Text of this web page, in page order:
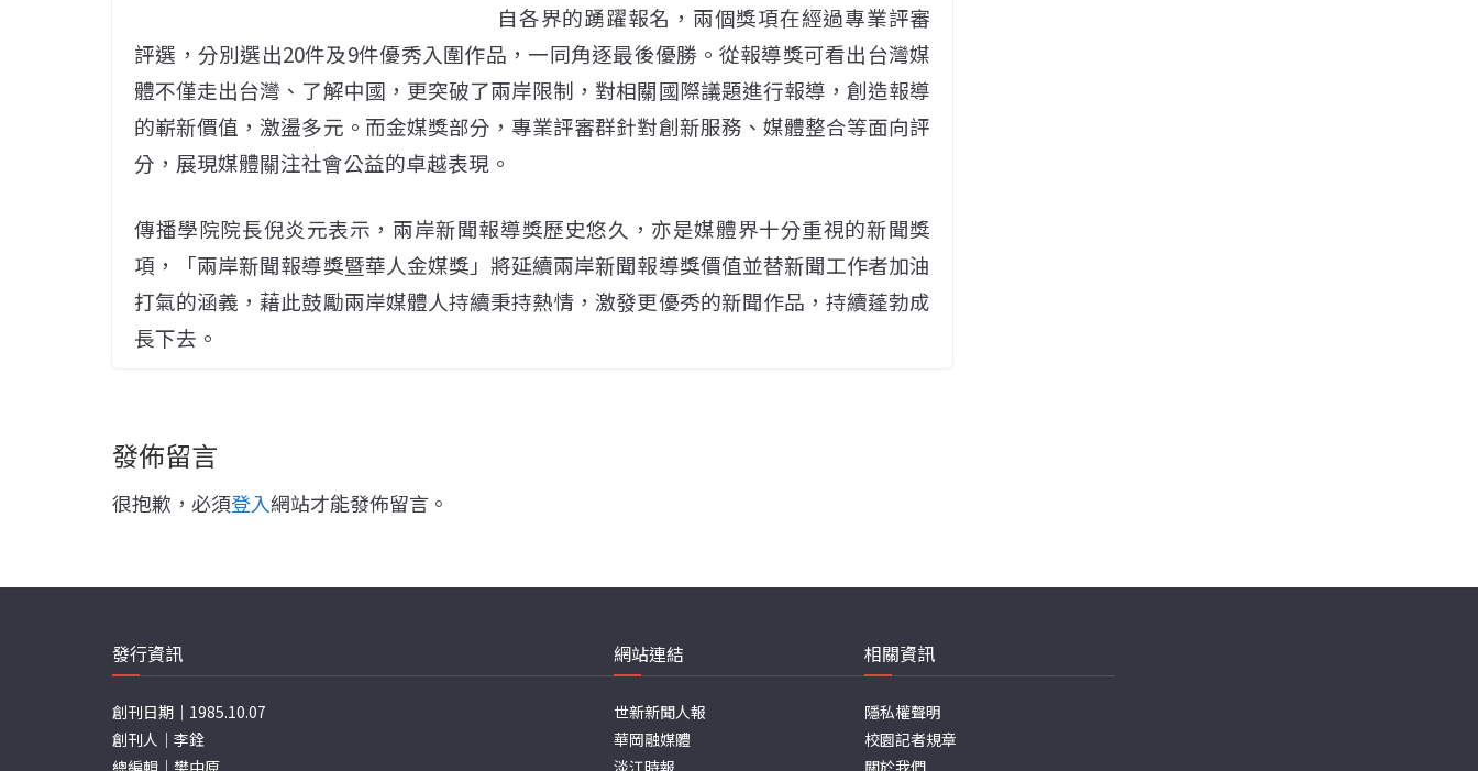
自各界的踴躍報名，兩個獎項在經過專業評審
評選，分別選出20件及9件優秀入圍作品，一同角逐最後優勝。從報導獎可看出台灣媒
體不僅走出台灣、了解中國，更突破了兩岸限制，對相關國際議題進行報導，創造報導
的嶄新價值，激盪多元。而金媒獎部分，專業評審群針對創新服務、媒體整合等面向評
分，展現媒體關注社會公益的卓越表現。
傳播學院院長倪炎元表示，兩岸新聞報導獎歷史悠久，亦是媒體界十分重視的新聞獎
項，「兩岸新聞報導獎暨華人金媒獎」將延續兩岸新聞報導獎價值並替新聞工作者加油
打氣的涵義，藉此鼓勵兩岸媒體人持續秉持熱情，激發更優秀的新聞作品，持續蓬勃成
長下去。
發佈留言
很抱歉，必須登入網站才能發佈留言。
發行資訊
創刊日期｜1985.10.07
創刊人｜李銓
總編輯｜樊中原
網站連結
世新新聞人報
華岡融媒體
淡江時報
相關資訊
隱私權聲明
校園記者規章
關於我們